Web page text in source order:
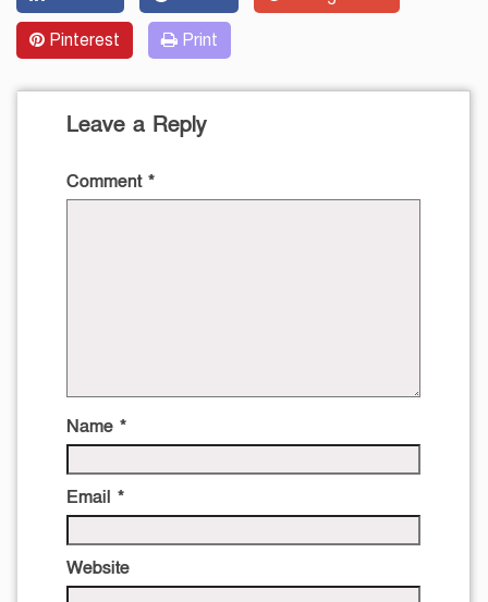
Pinterest Print
Leave a Reply
Comment *
Name *
Email *
Website